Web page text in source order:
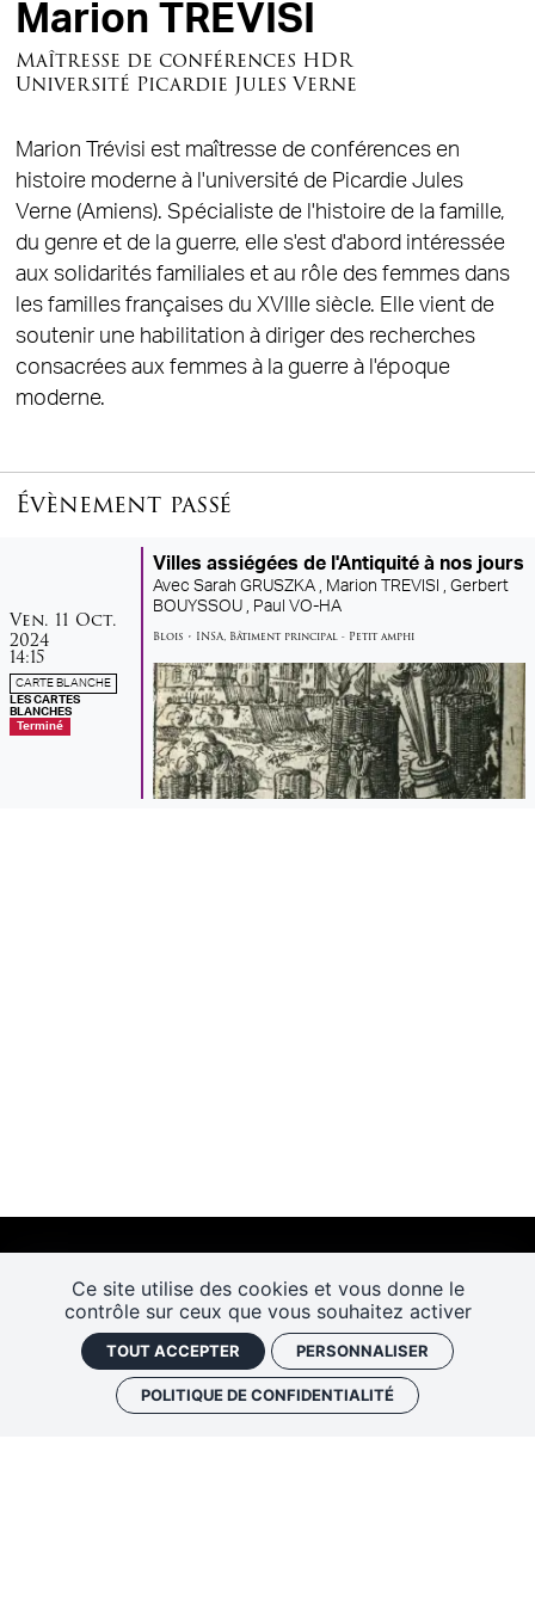
Ce site utilise des cookies et vous donne le
contrôle sur ceux que vous souhaitez activer
TOUT ACCEPTER PERSONNALISER
POLITIQUE DE CONFIDENTIALITÉ
Marion TREVISI
Maîtresse de conférences HDR
Université Picardie Jules Verne
Marion Trévisi est maîtresse de conférences en
histoire moderne à l'université de Picardie Jules
Verne (Amiens). Spécialiste de l'histoire de la famille,
du genre et de la guerre, elle s'est d'abord intéressée
aux solidarités familiales et au rôle des femmes dans
les familles françaises du XVIIIe siècle. Elle vient de
soutenir une habilitation à diriger des recherches
consacrées aux femmes à la guerre à l'époque
moderne.
Évènement passé
vendredi
Ven. 11 octobre
Oct.
2024
14:15
CARTE BLANCHE
LES CARTES
BLANCHES
Terminé
Villes assiégées de l'Antiquité à nos jours
Avec Sarah GRUSZKA , Marion TREVISI , Gerbert
BOUYSSOU , Paul VO-HA
Blois • INSA, Bâtiment principal - Petit amphi